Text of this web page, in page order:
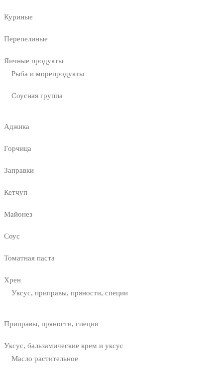
Куриные
Перепелиные
Яичные продукты
Рыба и морепродукты
Соусная группа
Аджика
Горчица
Заправки
Кетчуп
Майонез
Соус
Томатная паста
Хрен
Уксус, приправы, пряности, специи
Приправы, пряности, специи
Уксус, бальзамические крем и уксус
Масло растительное